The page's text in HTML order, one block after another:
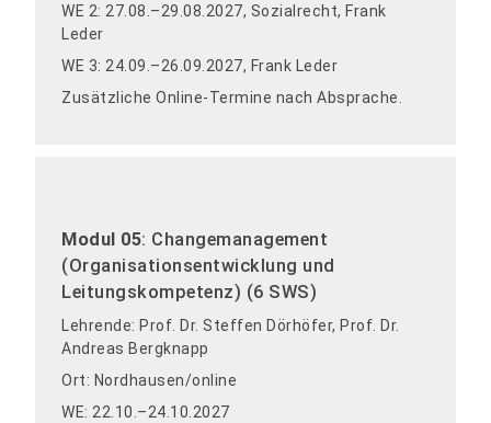
WE 2: 27.08.–29.08.2027, Sozialrecht, Frank
Leder
WE 3: 24.09.–26.09.2027, Frank Leder
Zusätzliche Online-Termine nach Absprache.
Modul 05: Changemanagement
(Organisationsentwicklung und
Leitungskompetenz) (6 SWS)
Lehrende: Prof. Dr. Steffen Dörhöfer, Prof. Dr.
Andreas Bergknapp
Ort: Nordhausen/online
WE: 22.10.–24.10.2027